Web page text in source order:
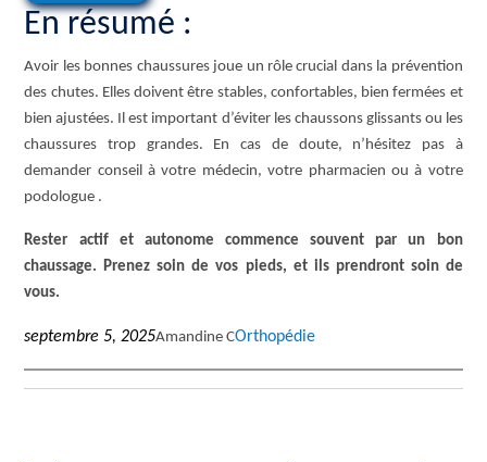
En résumé :
Avoir les bonnes chaussures joue un rôle crucial dans la prévention
des chutes. Elles doivent être stables, confortables, bien fermées et
bien ajustées. Il est important d’éviter les chaussons glissants ou les
chaussures trop grandes. En cas de doute, n’hésitez pas à
demander conseil à votre médecin, votre pharmacien ou à votre
podologue .
Rester actif et autonome commence souvent par un bon
chaussage. Prenez soin de vos pieds, et ils prendront soin de
vous.
septembre 5, 2025Amandine COrthopédie